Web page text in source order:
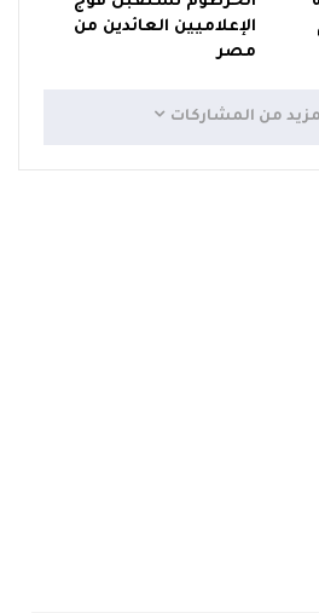
الإعلاميين العائدين من
مصر
من المشاركات